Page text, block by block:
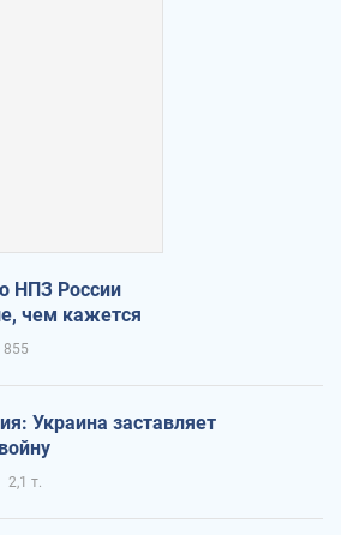
НПЗ России
чем кажется
855
Украина заставляет
2,1 т.